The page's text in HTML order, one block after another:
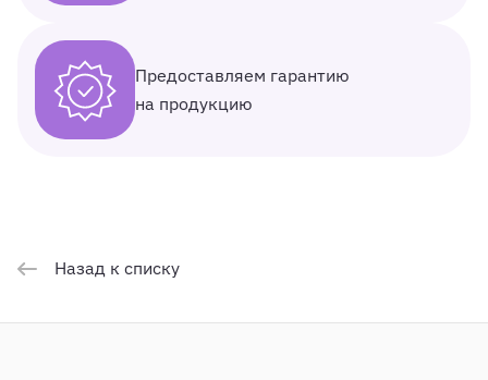
Предоставляем гарантию
на продукцию
Назад к списку